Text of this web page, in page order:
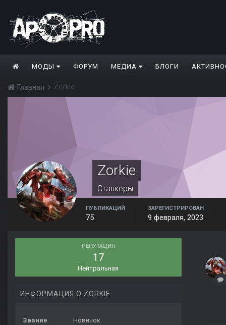
МОДЫ ФОРУМ МЕДИА БЛОГИ
Главная Zorkie
Zorkie
Сталкеры
ПУБЛИКАЦИЙ
75
ЗАРЕГИСТРИРОВАН
9 февраля, 2023
РЕПУТАЦИЯ
17
Нейтральная
ИНФОРМАЦИЯ О ZORKIE
Звание Новичок